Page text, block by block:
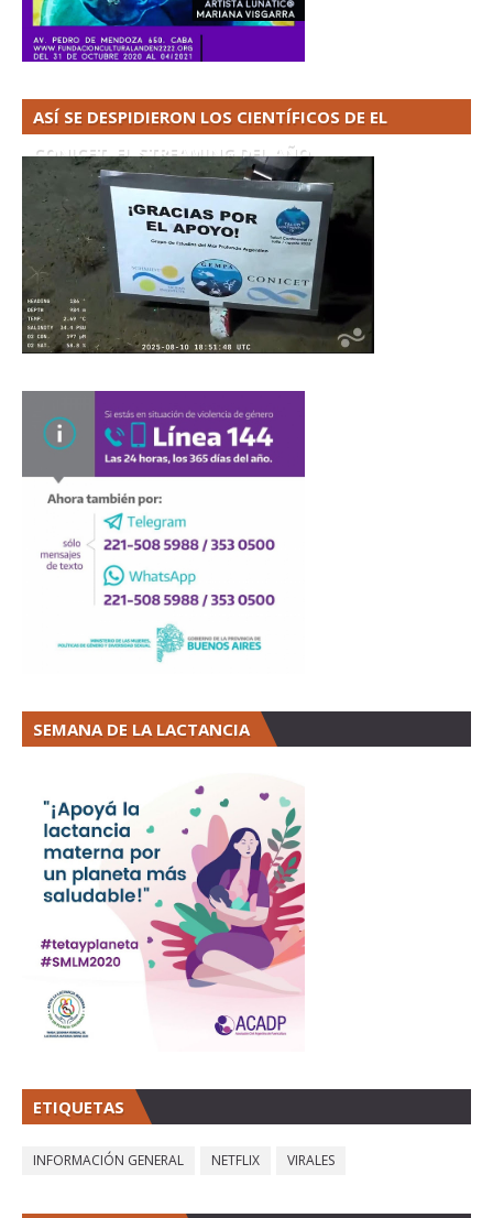
ASÍ SE DESPIDIERON LOS CIENTÍFICOS DE EL
CONICET. EL STREAMING DEL AÑO
SEMANA DE LA LACTANCIA
ETIQUETAS
INFORMACIÓN GENERAL NETFLIX VIRALES